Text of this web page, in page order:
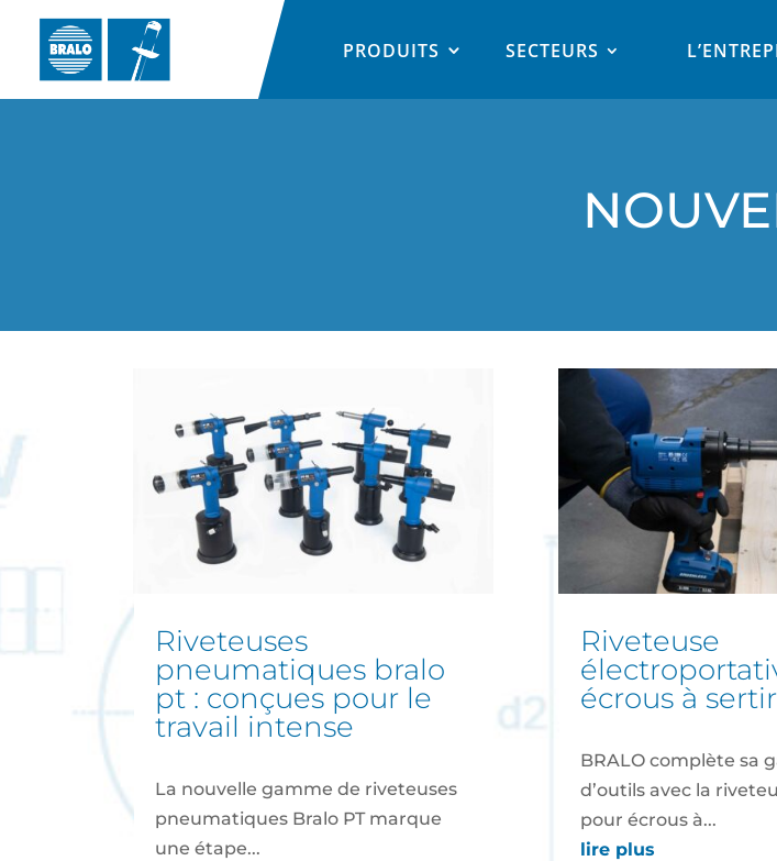
PRODUITS SECTEURS
riveteuses
pneumatiques bralo
pt : conçues pour le
travail intense
La nouvelle gamme de riveteuses
pneumatiques Bralo PT marque
une étape...
riveteuse
écrous à
BRALO complète sa
d’outils avec la
pour écrous à...
lire plus